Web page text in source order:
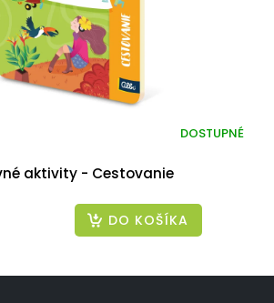
aktivity - Cestovanie
DOSTUPNÉ
DO KOŠÍKA